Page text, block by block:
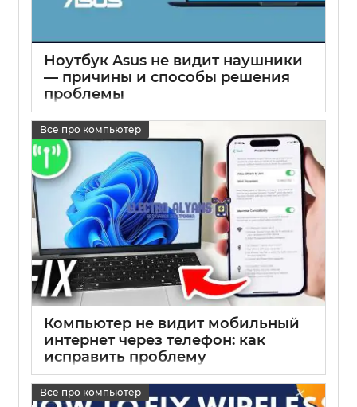
Ноутбук Asus не видит наушники
— причины и способы решения
проблемы
Все про компьютер
Компьютер не видит мобильный
интернет через телефон: как
исправить проблему
подключения
17 05 2025 0
Все про компьютер